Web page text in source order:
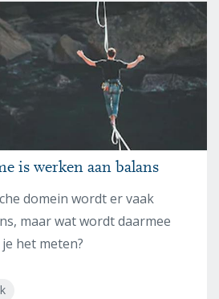
is werken aan balans
domein wordt er vaak
maar wat wordt daarmee
het meten?